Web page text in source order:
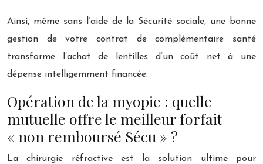
Ainsi, même sans l’aide de la Sécurité sociale, une bonne
gestion de votre contrat de complémentaire santé
transforme l’achat de lentilles d’un coût net à une
dépense intelligemment financée.
Opération de la myopie : quelle
mutuelle offre le meilleur forfait
« non remboursé Sécu » ?
La chirurgie réfractive est la solution ultime pour